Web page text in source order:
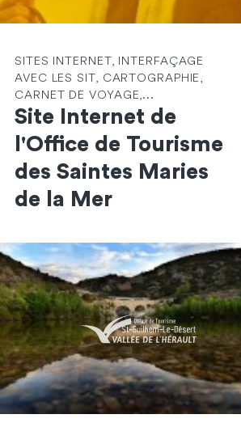
SITES INTERNET, INTERFAÇAGE
AVEC LES SIT, CARTOGRAPHIE,
CARNET DE VOYAGE,...
Site Internet de
l'Office de Tourisme
des Saintes Maries
de la Mer